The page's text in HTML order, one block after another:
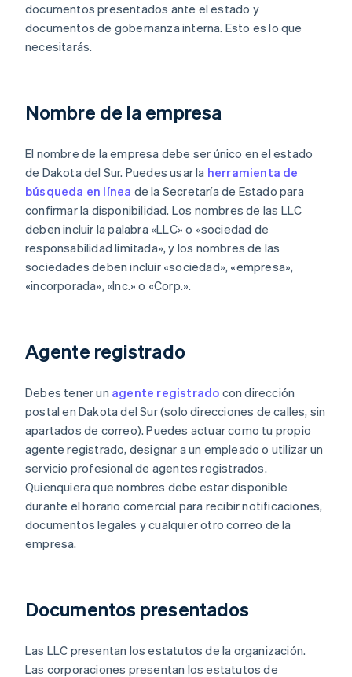
documentos presentados ante el estado y
documentos de gobernanza interna. Esto es lo que
necesitarás.
Nombre de la empresa
El nombre de la empresa debe ser único en el estado
de Dakota del Sur. Puedes usar la herramienta de
búsqueda en línea de la Secretaría de Estado para
confirmar la disponibilidad. Los nombres de las LLC
deben incluir la palabra «LLC» o «sociedad de
responsabilidad limitada», y los nombres de las
sociedades deben incluir «sociedad», «empresa»,
«incorporada», «Inc.» o «Corp.».
Agente registrado
Debes tener un agente registrado con dirección
postal en Dakota del Sur (solo direcciones de calles, sin
apartados de correo). Puedes actuar como tu propio
agente registrado, designar a un empleado o utilizar un
servicio profesional de agentes registrados.
Quienquiera que nombres debe estar disponible
durante el horario comercial para recibir notificaciones,
documentos legales y cualquier otro correo de la
empresa.
Documentos presentados
Las LLC presentan los estatutos de la organización.
Las corporaciones presentan los estatutos de